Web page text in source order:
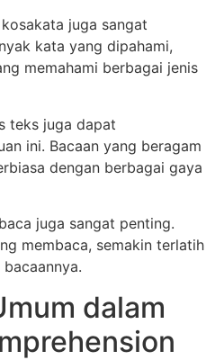
juga sangat
kata yang dipahami,
memahami berbagai jenis
teks juga dapat
ini. Bacaan yang beragam
dengan berbagai gaya
juga sangat penting.
membaca, semakin terlatih
dalam